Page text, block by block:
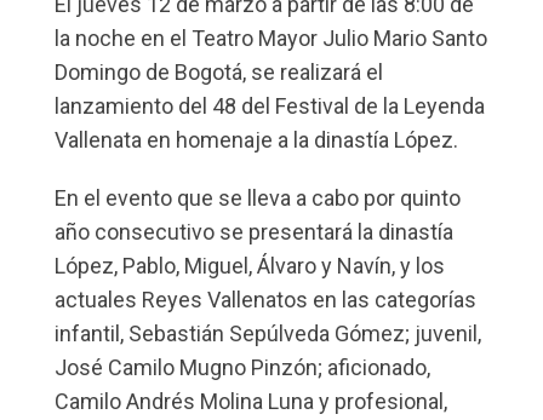
la noche en el Teatro Mayor Julio Mario Santo
Domingo de Bogotá, se realizará el
lanzamiento del 48 del Festival de la Leyenda
Vallenata en homenaje a la dinastía López.
En el evento que se lleva a cabo por quinto
año consecutivo se presentará la dinastía
López, Pablo, Miguel, Álvaro y Navín, y los
actuales Reyes Vallenatos en las categorías
infantil, Sebastián Sepúlveda Gómez; juvenil,
José Camilo Mugno Pinzón; aficionado,
Camilo Andrés Molina Luna y profesional,